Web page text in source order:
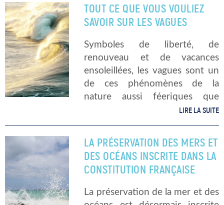
TOUT CE QUE VOUS VOULIEZ
SAVOIR SUR LES VAGUES
Symboles de liberté, de
renouveau et de vacances
ensoleillées, les vagues sont un
de ces phénomènes de la
nature aussi féeriques que
complexes. Mais alors, savez-
vague ? Et que pouvons-nous
appeler vague, très exactement
? […]
LIRE LA SUITE
LA PRÉSERVATION DES MERS ET
DES OCÉANS INSCRITE DANS LA
CONSTITUTION FRANÇAISE
La préservation de la mer et des